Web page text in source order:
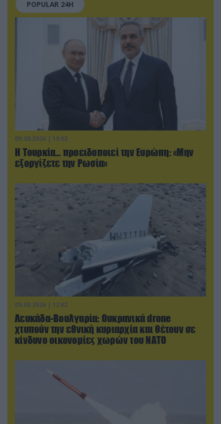
POPULAR 24H
09.08.2026 | 19:02
Η Τουρκία… προειδοποιεί την Ευρώπη: «Μην
εξοργίζετε την Ρωσία»
09.08.2026 | 12:02
Λευκάδα-Βουλγαρία: Ουκρανικά drone
χτυπούν την εθνική κυριαρχία και θέτουν σε
κίνδυνο οικονομίες χωρών του ΝΑΤΟ